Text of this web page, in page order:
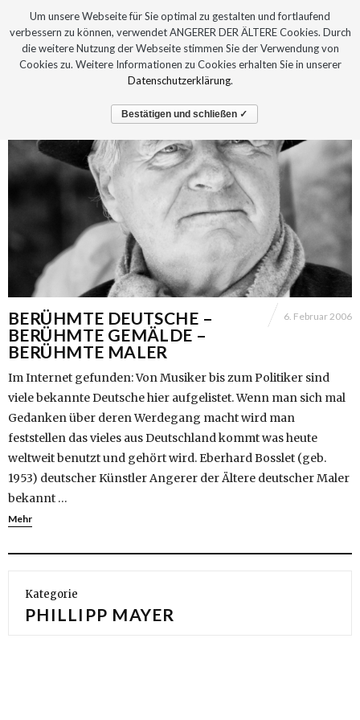
BERÜHMTE DEUTSCHE –
BERÜHMTE GEMÄLDE –
BERÜHMTE MALER
6. Februar 2006
Im Internet gefunden: Von Musiker bis zum Politiker sind
viele bekannte Deutsche hier aufgelistet. Wenn man sich mal
Gedanken über deren Werdegang macht wird man
feststellen das vieles aus Deutschland kommt was heute
weltweit benutzt und gehört wird. Eberhard Bosslet (geb.
1953) deutscher Künstler Angerer der Ältere deutscher Maler
bekannt …
Mehr
Kategorie
PHILLIPP MAYER
Um unsere Webseite für Sie optimal zu gestalten und fortlaufend
verbessern zu können, verwendet ANGERER DER ÄLTERE Cookies. Durch
die weitere Nutzung der Webseite stimmen Sie der Verwendung von
Cookies zu. Weitere Informationen zu Cookies erhalten Sie in unserer
Datenschutzerklärung.
Bestätigen und schließen ✓